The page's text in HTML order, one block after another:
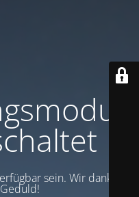
sein. Wir danken